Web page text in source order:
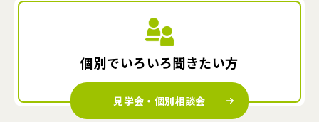
個別でいろいろ聞きたい方
見学会・個別相談会